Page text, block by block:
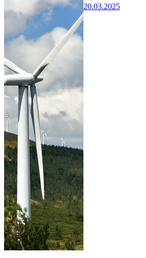
20.03.2025